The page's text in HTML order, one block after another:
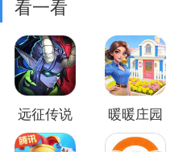
看一看
远征传说 暖暖庄园